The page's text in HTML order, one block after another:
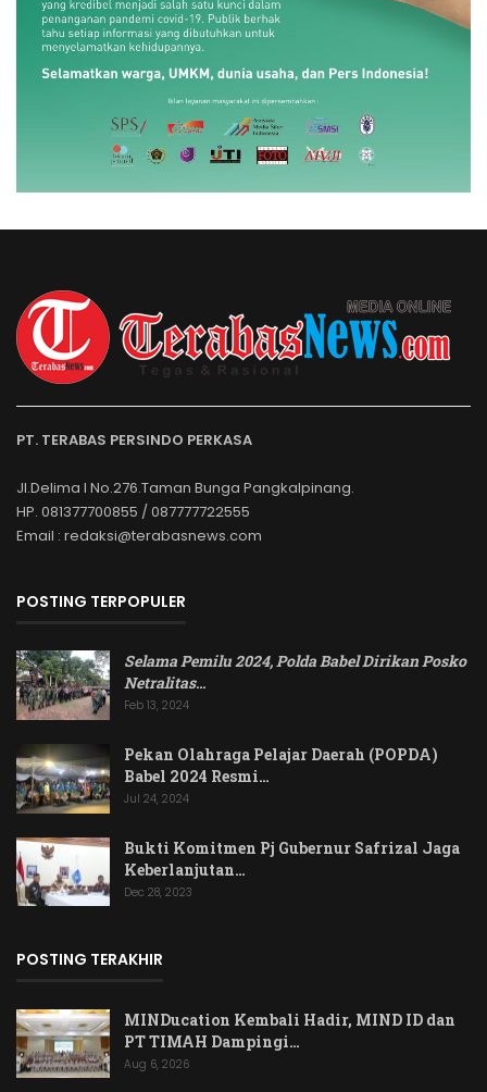
PT. TERABAS PERSINDO PERKASA
Jl.Delima I No.276.Taman Bunga Pangkalpinang.
HP. 081377700855 / 087777722555
Email : redaksi@terabasnews.com
POSTING TERPOPULER
Selama Pemilu 2024, Polda Babel Dirikan Posko
Netralitas…
Feb 13, 2024
Pekan Olahraga Pelajar Daerah (POPDA)
Babel 2024 Resmi…
Jul 24, 2024
Bukti Komitmen Pj Gubernur Safrizal Jaga
Keberlanjutan…
Dec 28, 2023
POSTING TERAKHIR
MINDucation Kembali Hadir, MIND ID dan
PT TIMAH Dampingi…
Aug 6, 2026